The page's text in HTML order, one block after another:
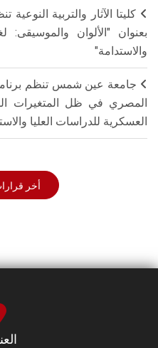
كليتا الآثار والتربية
بعنوان "الألوان
والاستدامة"
جامعة عين شمس تنظم
المصري في ظل المتغيرات
العسكرية للدراسات العليا
أخر